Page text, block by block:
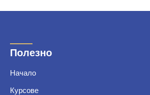
Полезно
Начало
Курсове